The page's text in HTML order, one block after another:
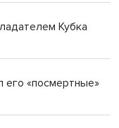
Кубка
его «посмертные»